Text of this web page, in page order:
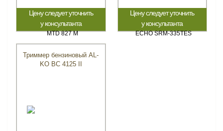
Цену следует уточнить
у консультанта
Цену следует уточнить
у консультанта
Триммер бензиновый AL-
KO BC 4125 II